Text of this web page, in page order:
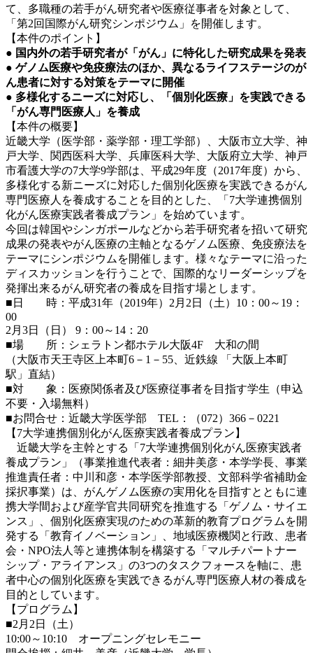
て、多職種の若手がん研究者や医療従事者を対象として、
「第2回国際がん研究シンポジウム」を開催します。
【本件のポイント】
● 国内外の若手研究者が「がん」に特化した研究成果を発表
● ゲノム医療や免疫療法のほか、異なるライフステージのが
ん患者に対する対策をテーマに開催
● 多様化するニーズに対応し、「個別化医療」を実践できる
「がん専門医療人」を養成
【本件の概要】
近畿大学（医学部・薬学部・理工学部）、大阪市立大学、神
戸大学、関西医科大学、兵庫医科大学、大阪府立大学、神戸
市看護大学の7大学9学部は、平成29年度（2017年度）から、
多様化する新ニーズに対応した個別化医療を実践できるがん
専門医療人を養成することを目的とした、「7大学連携個別
化がん医療実践者養成プラン」を始めています。
今回は韓国やシンガポールなどから若手研究者を招いて研究
成果の発表やがん医療の主軸となるゲノム医療、免疫療法を
テーマにシンポジウムを開催します。様々なテーマに沿った
ディスカッションを行うことで、国際的なリーダーシップを
発揮出来るがん研究者の養成を目指す場とします。
■日 時：平成31年（2019年）2月2日（土）10：00～19：
00
2月3日（日） 9：00～14：20
■場 所：シェラトン都ホテル大阪4F 大和の間
（大阪市天王寺区上本町6－1－55、近鉄線 「大阪上本町
駅」直結）
■対 象：医療関係者及び医療従事者を目指す学生（申込
不要・入場無料）
■お問合せ：近畿大学医学部 TEL：（072）366－0221
【7大学連携個別化がん医療実践者養成プラン】
近畿大学を主幹とする「7大学連携個別化がん医療実践者
養成プラン」（事業推進代表者：細井美彦・本学学長、事業
推進責任者：中川和彦・本学医学部教授、文部科学省補助金
採択事業）は、がんゲノム医療の実用化を目指すとともに連
携大学間および産学官共同研究を推進する「ゲノム・サイエ
ンス」、個別化医療実現のための革新的教育プログラムを開
発する「教育イノベーション」、地域医療機関と行政、患者
会・NPO法人等と連携体制を構築する「マルチパートナー
シップ・アライアンス」の3つのタスクフォースを軸に、患
者中心の個別化医療を実践できるがん専門医療人材の養成を
目的としています。
【プログラム】
■2月2日（土）
10:00～10:10 オープニングセレモニー